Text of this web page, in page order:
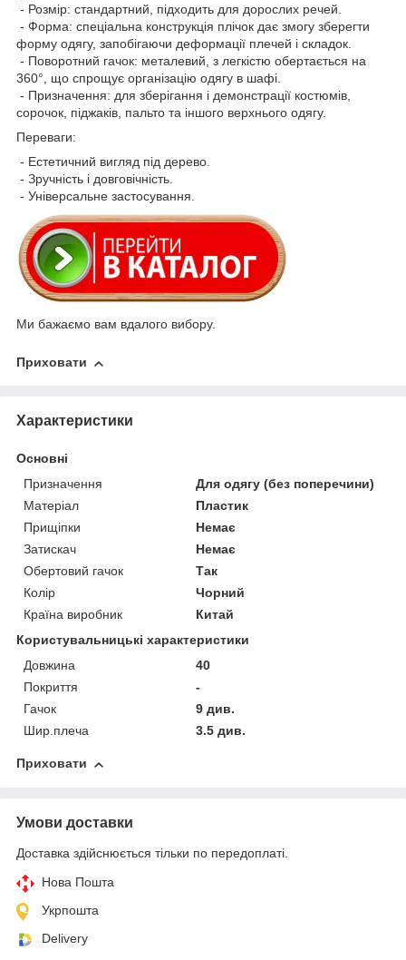
- Розмір: стандартний, підходить для дорослих речей.
- Форма: спеціальна конструкція плічок дає змогу зберегти
форму одягу, запобігаючи деформації плечей і складок.
- Поворотний гачок: металевий, з легкістю обертається на
360°, що спрощує організацію одягу в шафі.
- Призначення: для зберігання і демонстрації костюмів,
сорочок, піджаків, пальто та іншого верхнього одягу.
Переваги:
- Естетичний вигляд під дерево.
- Зручність і довговічність.
- Універсальне застосування.
Ми бажаємо вам вдалого вибору.
Приховати
Характеристики
Основні
Призначення
Для одягу (без поперечини)
Матеріал
Пластик
Прищіпки
Немає
Затискач
Немає
Обертовий гачок
Так
Колір
Чорний
Країна виробник
Китай
Користувальницькі характеристики
Довжина
40
Покриття
-
Гачок
9 див.
Шир.плеча
3.5 див.
Приховати
Умови доставки
Доставка здійснюється тільки по передоплаті.
Нова Пошта
Укрпошта
Delivery